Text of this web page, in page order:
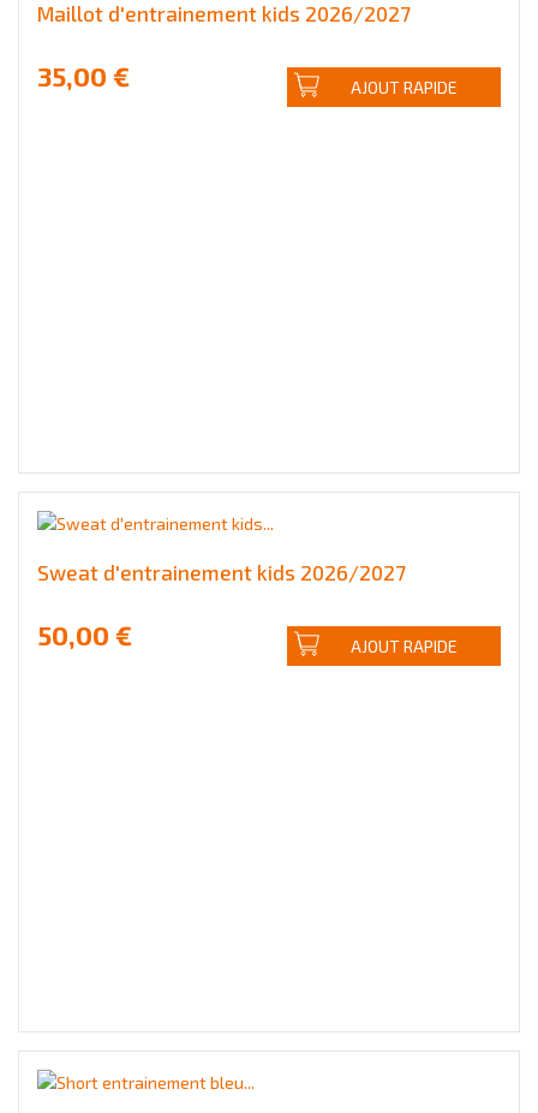
Maillot d'entrainement kids 2026/2027
35,00 € AJOUT RAPIDE
Sweat d'entrainement kids 2026/2027
50,00 € AJOUT RAPIDE